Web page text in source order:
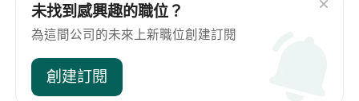
未找到感興趣的職位？
為這間公司的未來上新職位創建訂閱
創建訂閱